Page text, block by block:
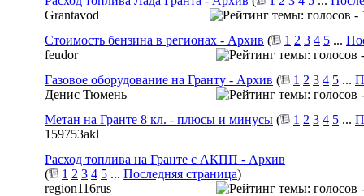
Grantavod
Стоимость бензина в регионах - Архив ( 1 2 3 4 5 ...
feudor
Газовое оборудование на Гранту - Архив ( 1 2 3 4 5 ...
Денис Тюмень
Метан на Гранте 8 кл. - плюсы и минусы ( 1 2 3 4 5 ...
159753akl
Расход топлива на Гранте с АКПП - Архив
(
1 2 3 4 5 ... Последняя страница)
region116rus